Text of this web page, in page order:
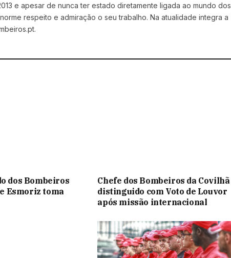
e apesar de nunca ter estado diretamente ligada ao mundo dos
respeito e admiração o seu trabalho. Na atualidade integra a
dos Bombeiros
Esmoriz toma
Chefe dos Bombeiros da Covilhã
distinguido com Voto de Louvor
após missão internacional